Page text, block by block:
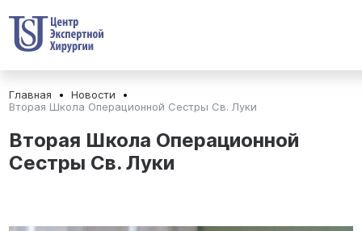
Главная
Новости
Вторая Школа Операционной Сестры Св. Луки
Вторая Школа Операционной
Сестры Св. Луки